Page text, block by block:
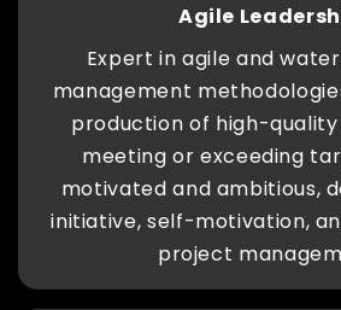
Agile
Expert in agile and
management
production of high-
meeting or exceeding
motivated and ambitious,
initiative, self-motivation,
project